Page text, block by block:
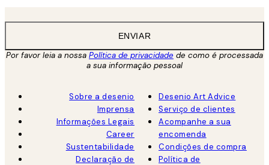
ENVIAR
Por favor leia a nossa Política de privacidade de como é processada
a sua informação pessoal
Sobre a desenio
Imprensa
Informações Legais
Career
Sustentabilidade
Declaração de
Desenio Art Advice
Serviço de clientes
Acompanhe a sua
encomenda
Condições de compra
Política de